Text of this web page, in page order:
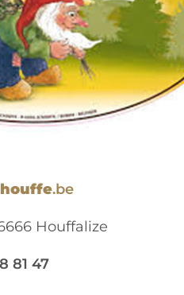
.be
Houffalize
81 47